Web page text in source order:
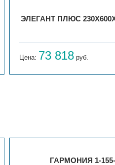
ЭЛЕГАНТ ПЛЮС
Цена: 73 818 руб.
ГАРМОНИЯ 1-